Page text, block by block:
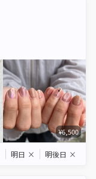
¥6,500
明日 × 明後日 ×